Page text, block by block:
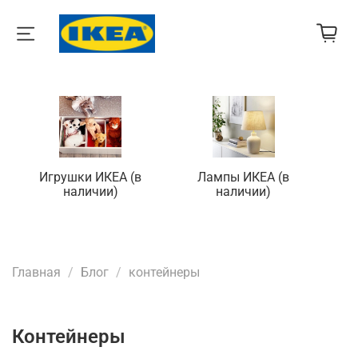
Игрушки ИКЕА (в
наличии)
Лампы ИКЕА (в
наличии)
Главная Блог контейнеры
контейнеры